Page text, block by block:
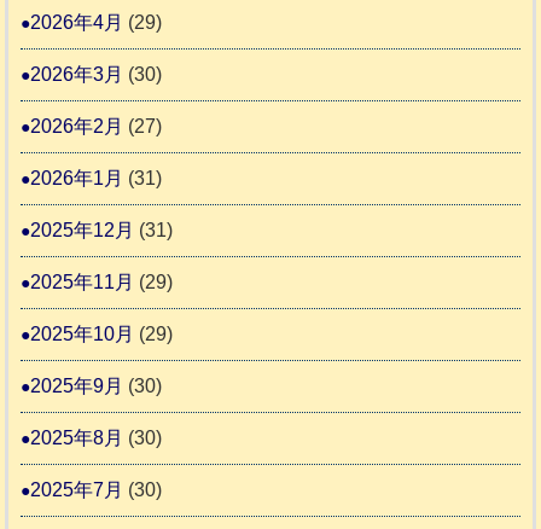
4
6
援
報
2026年4月 (29)
2026年3月 (30)
2026年2月 (27)
2026年1月 (31)
2025年12月 (31)
2025年11月 (29)
2025年10月 (29)
2025年9月 (30)
2025年8月 (30)
2025年7月 (30)